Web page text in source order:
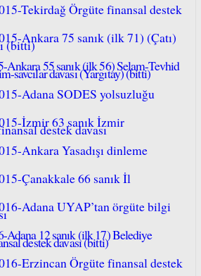
Tekirdağ Örgüte finansal destek
Ankara 75 sanık (ilk 71) (Çatı)
(bitti)
Ankara 55 sanık (ilk 56) Selam-Tevhid
savcılar davası (Yargıtay) (bitti)
Adana SODES yolsuzluğu
İzmir 63 sanık İzmir
destek davası
Ankara Yasadışı dinleme
Çanakkale 66 sanık İl
Adana UYAP’tan örgüte bilgi
Adana 12 sanık (ilk 17) Belediye
destek davası (bitti)
Erzincan Örgüte finansal destek